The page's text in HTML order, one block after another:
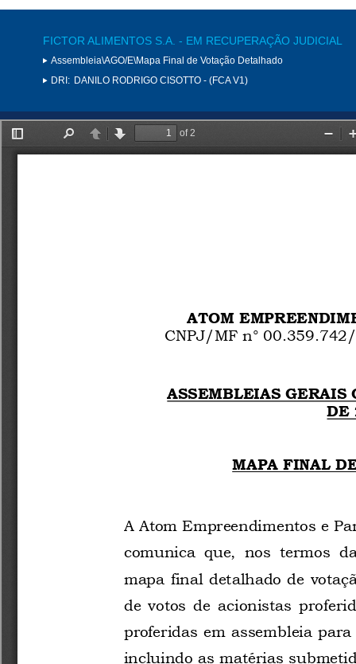
FICTOR ALIMENTOS S.A. - EM RECUPERAÇÃO JUDICIAL
Assembleia\AGO/E\Mapa Final de Votação Detalhado
DRI: DANILO RODRIGO CISOTTO - (FCA V1)